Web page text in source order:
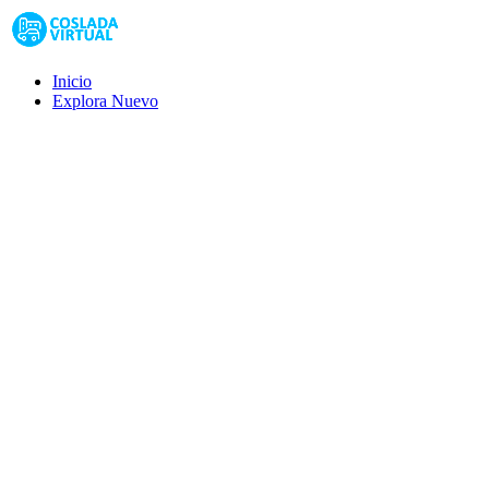
Inicio
Explora Nuevo